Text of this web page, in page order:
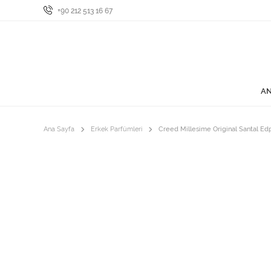
+90 212 513 16 67
Ana Sayfa Erkek Parfümleri Creed Millesime Original Santal